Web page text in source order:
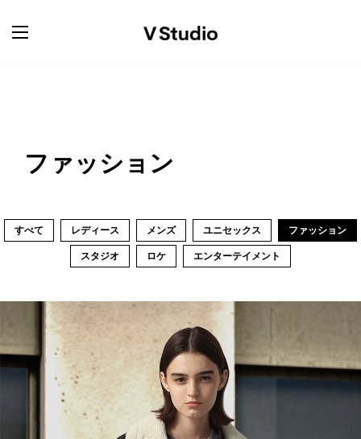
ファッション
すべて レディース メンズ ユニセックス ファッション
スタジオ ロケ エンターテイメント
← 2